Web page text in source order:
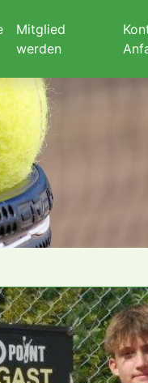
Mitglied
werden